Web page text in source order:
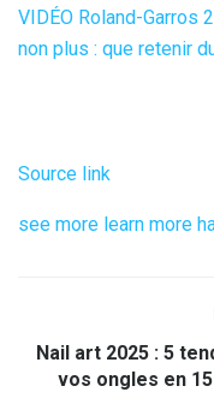
VIDÉO Roland-Garros
non plus : que retenir
Source link
see more learn more
Nail art 2025 : 5
vos ongles en